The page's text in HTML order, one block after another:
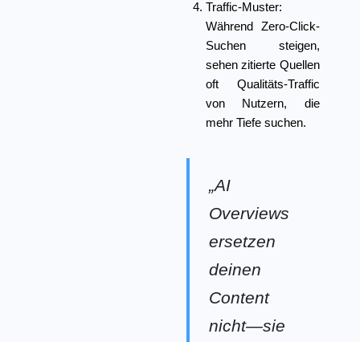
Traffic-Muster:
Während Zero-Click-
Suchen steigen,
sehen zitierte Quellen
oft Qualitäts-Traffic
von Nutzern, die
mehr Tiefe suchen.
„AI
Overviews
ersetzen
deinen
Content
nicht—sie